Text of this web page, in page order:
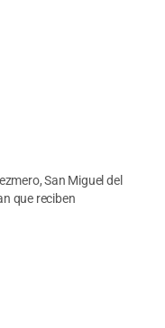
San Miguel del
que reciben